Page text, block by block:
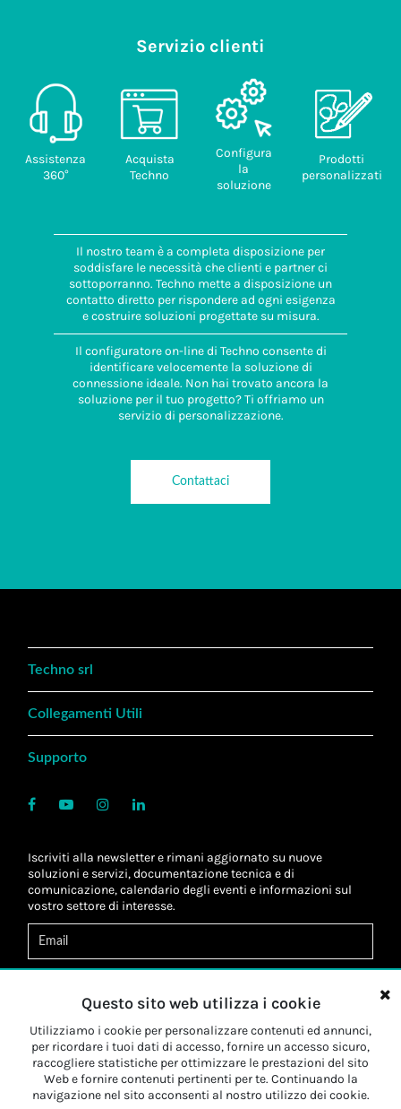
Servizio clienti
Assistenza
360°
Acquista
Techno
Configura
la
soluzione
Prodotti
personalizzati
Il nostro team è a completa disposizione per
soddisfare le necessità che clienti e partner ci
sottoporranno. Techno mette a disposizione un
contatto diretto per rispondere ad ogni esigenza
e costruire soluzioni progettate su misura.
Il configuratore on-line di Techno consente di
identificare velocemente la soluzione di
connessione ideale. Non hai trovato ancora la
soluzione per il tuo progetto? Ti offriamo un
servizio di personalizzazione.
Contattaci
Techno srl
Collegamenti Utili
Supporto
Iscriviti alla newsletter e rimani aggiornato su nuove
soluzioni e servizi, documentazione tecnica e di
comunicazione, calendario degli eventi e informazioni sul
vostro settore di interesse.
Letta l'informativa, autorizzo altrattamento dei miei dati
personali*
Letta l'informativa, autorizzo al trattamento dei miei dati
personali a fini dimarketing*
Iscriviti
Questo sito web utilizza i cookie
Utilizziamo i cookie per personalizzare contenuti ed annunci,
per ricordare i tuoi dati di accesso, fornire un accesso sicuro,
raccogliere statistiche per ottimizzare le prestazioni del sito
Web e fornire contenuti pertinenti per te. Continuando la
navigazione nel sito acconsenti al nostro utilizzo dei cookie.